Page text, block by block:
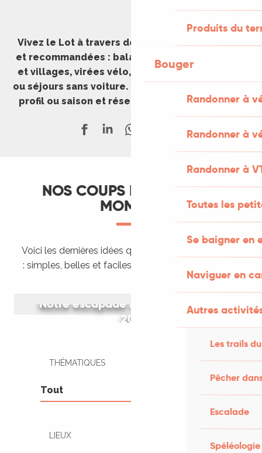
Produits du
Bouger
Randonner à
Randonner à
Randonner à
Toutes les
Se baigner en
Naviguer en
Autres
Les trails
Pêcher
Escalade
Spéléologie
Vivez le Lot à travers des expériences testées
et recommandées : balades en famille, grottes
et villages, virées vélo, week-ends gourmands
ou séjours sans voiture. Inspirez-vous, filtrez par
profil ou saison et réservez en quelques clics.
NOS COUPS DE CŒUR DU
MOMENT
Voici les dernières idées que nous venons de tester
: simples, belles et faciles à organiser tout de suite.
Notre escapade rétro en peugeot
203
THÉMATIQUES
LIEUX